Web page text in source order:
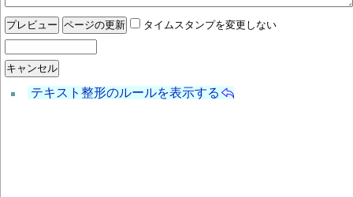
タイムスタンプを変更しない
テキスト整形のルールを表示する